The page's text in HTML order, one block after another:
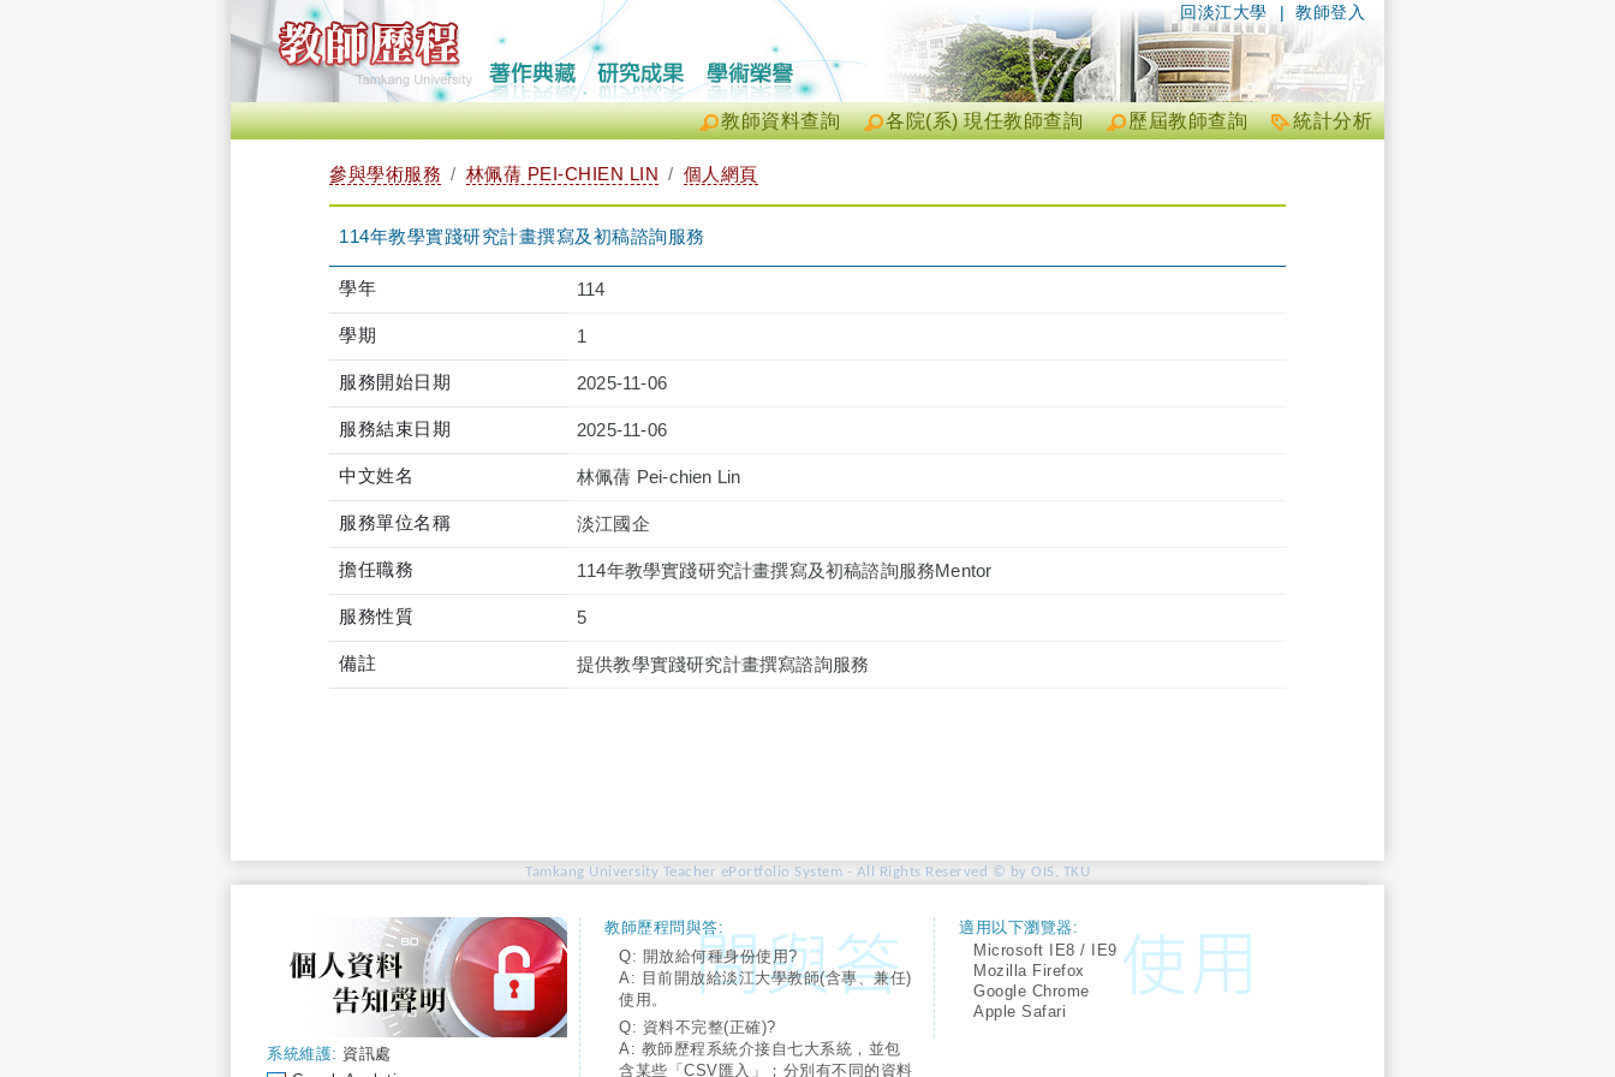
| 教師登入
回淡江大學
統計分析
歷屆教師查詢
各院(系) 現任教師查詢
教師資料查詢
參與學術服務 林佩蒨 PEI-CHIEN LIN 個人網頁
114年教學實踐研究計畫撰寫及初稿諮詢服務
學年 114
學期 1
服務開始日期 2025-11-06
服務結束日期 2025-11-06
中文姓名 林佩蒨 Pei-chien Lin
服務單位名稱 淡江國企
擔任職務 114年教學實踐研究計畫撰寫及初稿諮詢服務Mentor
服務性質 5
備註 提供教學實踐研究計畫撰寫諮詢服務
Tamkang University Teacher ePortfolio System - All Rights Reserved © by OIS, TKU
系統維護: 資訊處
教師歷程問與答:
Q: 開放給何種身份使用?
A: 目前開放給淡江大學教師(含專、兼任)
使用。
Q: 資料不完整(正確)?
A: 教師歷程系統介接自七大系統，並包
含某些「CSV匯入」；分別有不同的資料
適用以下瀏覽器:
Microsoft IE8 / IE9
Mozilla Firefox
Google Chrome
Apple Safari